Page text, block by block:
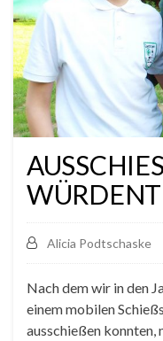
Alicia Podtschaske
Nach dem wir in den
einem mobilen
ausschießen konnten,